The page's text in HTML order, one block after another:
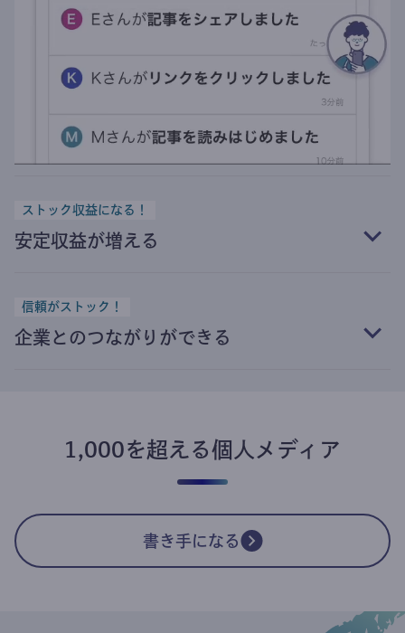
ストック収益になる！
安定収益が増える
信頼がストック！
企業とのつながりができる
1,000を超える個人メディア
書き手になる